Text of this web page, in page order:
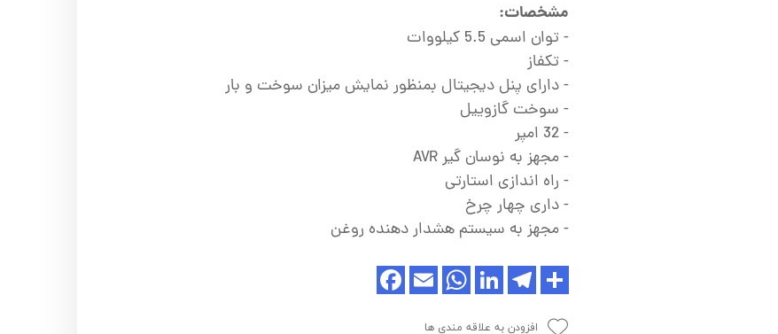
مشخصات:
- توان اسمی 5.5 کیلووات
- تکفاز
- دارای پنل دیجیتال بمنظور نمایش میزان سوخت و بار
- سوخت گازوییل
- 32 امپر
- مجهز به نوسان گیر AVR
- راه اندازی استارتی
- داری چهار چرخ
- مجهز به سیستم هشدار دهنده روغن
افزودن به علاقه مندی ها